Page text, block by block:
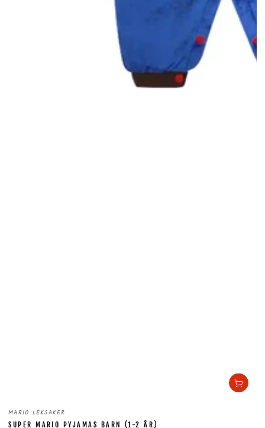
Säljare:
MARIO LEKSAKER
SUPER MARIO PYJAMAS BARN (1-2 ÅR)